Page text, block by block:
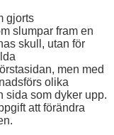
gjorts
slumpar fram en
skull, utan för
men med
olika
sida som dyker upp.
att förändra